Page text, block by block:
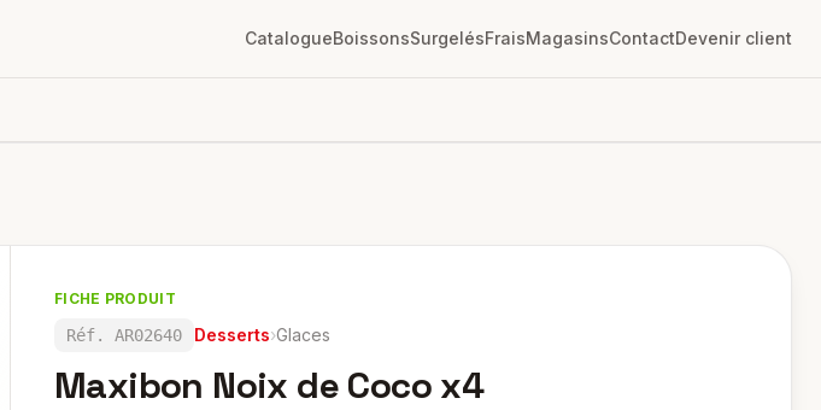
CatalogueBoissonsSurgelésFraisMagasinsContactDevenir client
FICHE PRODUIT
Réf. AR02640 Desserts›Glaces
Maxibon Noix de Coco x4